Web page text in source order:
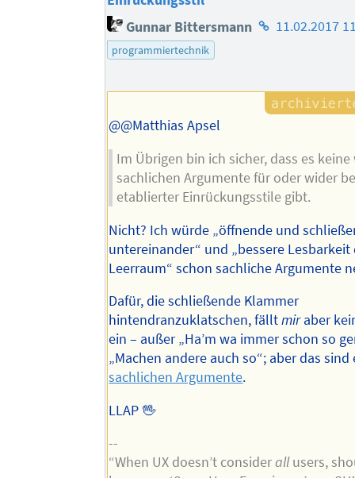
Gunnar Bittersmann Homepage
11.02.2017
programmiertechnik
@@Matthias Apsel
Im Übrigen bin ich sicher, dass es
sachlichen Argumente für oder wider
etablierter Einrückungsstile gibt.
Nicht? Ich würde „öffnende und
untereinander“ und „bessere Lesbarkeit
Leerraum“ schon sachliche Argumente
Dafür, die schließende Klammer
hintendranzuklatschen, fälltmiraber
ein – außer „Ha’m wa immer schon so
„Machen andere auch so“; aber das
sachlichen Argumente.
LLAP 🖖
--
“When UX doesn’t considerallusers,